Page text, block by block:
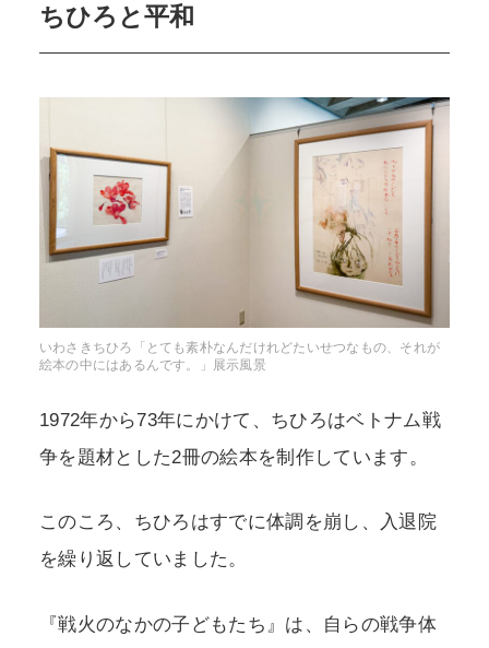
ちひろと平和
いわさきちひろ「とても素朴なんだけれどたいせつなもの、それが
絵本の中にはあるんです。」展示風景
1972年から73年にかけて、ちひろはベトナム戦
争を題材とした2冊の絵本を制作しています。
このころ、ちひろはすでに体調を崩し、入退院
を繰り返していました。
『戦火のなかの子どもたち』は、自らの戦争体